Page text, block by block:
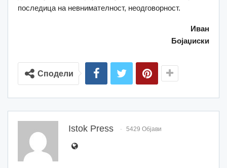
последица на невнимателност, неодговорност.
Иван
Бојаџиски
Сподели
Istok Press 5429 Објави